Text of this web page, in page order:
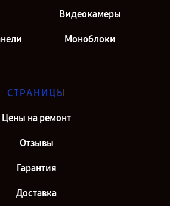
Видеокамеры
Моноблоки
СТРАНИЦЫ
Цены на ремонт
Отзывы
Гарантия
Доставка